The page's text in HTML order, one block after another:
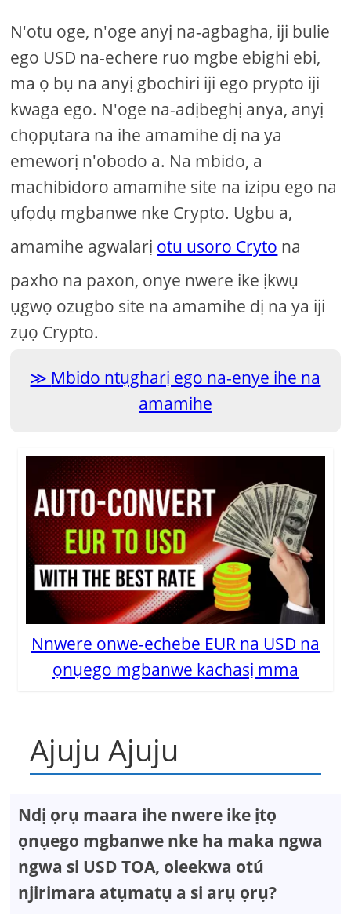
N'otu oge, n'oge anyị na-agbagha, iji bulie
ego USD na-echere ruo mgbe ebighi ebi,
ma ọ bụ na anyị gbochiri iji ego prypto iji
kwaga ego. N'oge na-adịbeghị anya, anyị
chọpụtara na ihe amamihe dị na ya
emeworị n'obodo a. Na mbido, a
machibidoro amamihe site na izipu ego na
ụfọdụ mgbanwe nke Crypto. Ugbu a,
amamihe agwalarị otu usoro Cryto na
paxho na paxon, onye nwere ike ịkwụ
ụgwọ ozugbo site na amamihe dị na ya iji
zụọ Crypto.
Mbido ntụgharị ego na-enye ihe na
amamihe
Nnwere onwe-echebe EUR na USD na
ọnụego mgbanwe kachasị mma
Ajuju Ajuju
Ndị ọrụ maara ihe nwere ike ịtọ
ọnụego mgbanwe nke ha maka ngwa
ngwa si USD TOA, oleekwa otú
njirimara atụmatụ a si arụ ọrụ?